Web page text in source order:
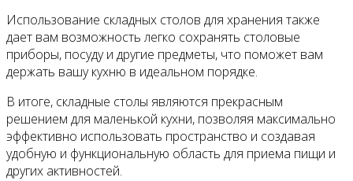
Использование складных столов для хранения также
дает вам возможность легко сохранять столовые
приборы, посуду и другие предметы, что поможет вам
держать вашу кухню в идеальном порядке.
В итоге, складные столы являются прекрасным
решением для маленькой кухни, позволяя максимально
эффективно использовать пространство и создавая
удобную и функциональную область для приема пищи и
других активностей.